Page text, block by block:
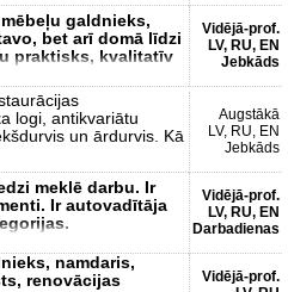
galdnieks,
bet arī domā līdzi
praktisks, kvalitatīv
Vidējā-prof.
LV, RU, EN
Jebkāds
logi, antikvariātu
un ārdurvis. Kā
Augstākā
LV, RU, EN
Jebkāds
meklē darbu. Ir
Ir autovadītāja
Vidējā-prof.
LV, RU, EN
Darbadienas
namdaris,
renovācijas
Vidējā-prof.